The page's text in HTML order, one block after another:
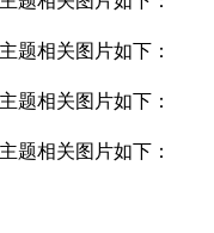
题相关图片如下：
题相关图片如下：
题相关图片如下：